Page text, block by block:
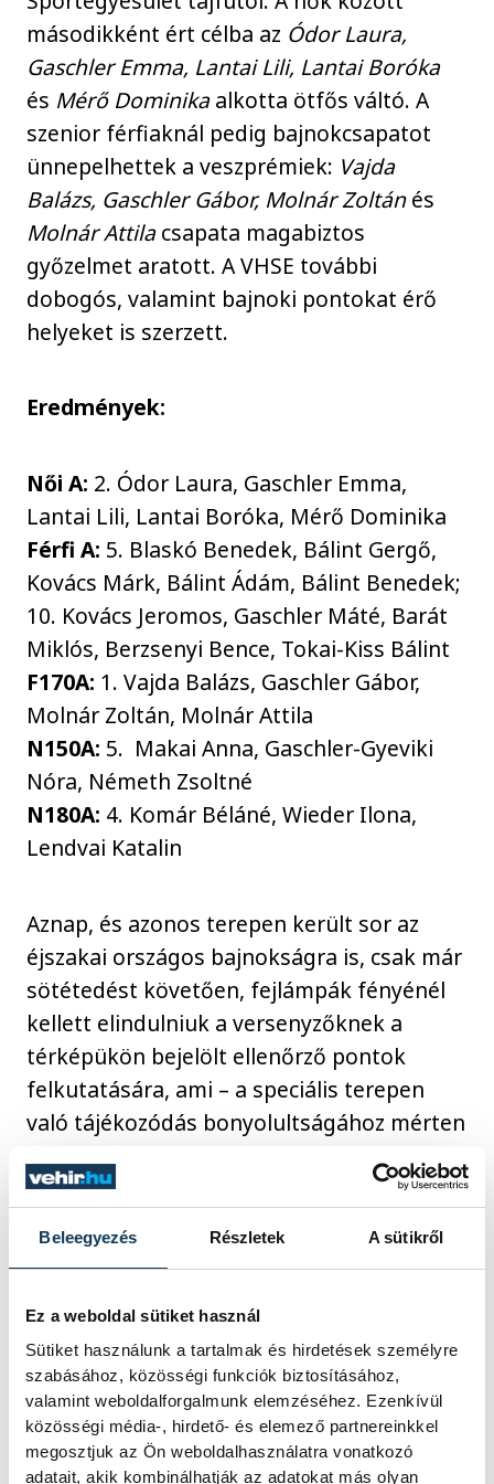
Beleegyezés Részletek A sütikről
Ez a weboldal sütiket használ
Sütiket használunk a tartalmak és hirdetések személyre
szabásához, közösségi funkciók biztosításához,
valamint weboldalforgalmunk elemzéséhez. Ezenkívül
közösségi média-, hirdető- és elemező partnereinkkel
megosztjuk az Ön weboldalhasználatra vonatkozó
adatait, akik kombinálhatják az adatokat más olyan
másodikként ért célba az Ódor Laura,
Gaschler Emma, Lantai Lili, Lantai Boróka
és Mérő Dominikaalkotta ötfős váltó. A
szenior férfiaknál pedig bajnokcsapatot
ünnepelhettek a veszprémiek: Vajda
Balázs, Gaschler Gábor, Molnár Zoltánés
Molnár Attilacsapata magabiztos
győzelmet aratott. A VHSE további
dobogós, valamint bajnoki pontokat érő
helyeket is szerzett.
Eredmények:
Női A: 2. Ódor Laura, Gaschler Emma,
Lantai Lili, Lantai Boróka, Mérő Dominika
Férfi A: 5. Blaskó Benedek, Bálint Gergő,
Kovács Márk, Bálint Ádám, Bálint Benedek;
10. Kovács Jeromos, Gaschler Máté, Barát
Miklós, Berzsenyi Bence, Tokai-Kiss Bálint
F170A: 1. Vajda Balázs, Gaschler Gábor,
Molnár Zoltán, Molnár Attila
N150A: 5. Makai Anna, Gaschler-Gyeviki
Nóra, Németh Zsoltné
N180A: 4. Komár Béláné, Wieder Ilona,
Lendvai Katalin
Aznap, és azonos terepen került sor az
éjszakai országos bajnokságra is, csak már
sötétedést követően, fejlámpák fényénél
kellett elindulniuk a versenyzőknek a
térképükön bejelölt ellenőrző pontok
felkutatására, ami – a speciális terepen
való tájékozódás bonyolultságához mérten
– még nagyobb kihívást jelentett, mint
délelőtt.
Mérő Dominika is nehéznek találta a
ellenére a legjobb idővel teljesítette a
pályát, így megszerezte élete első éjszakai
ob-aranyérmét a 20 éves női
korosztályban.